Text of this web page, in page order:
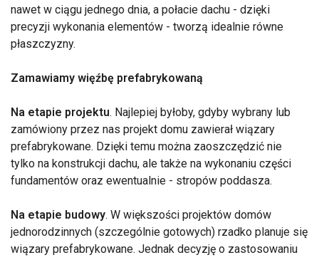
nawet w ciągu jednego dnia, a połacie dachu - dzięki
precyzji wykonania elementów - tworzą idealnie równe
płaszczyzny.
Zamawiamy więźbę prefabrykowaną
Na etapie projektu. Najlepiej byłoby, gdyby wybrany lub
zamówiony przez nas projekt domu zawierał wiązary
prefabrykowane. Dzięki temu można zaoszczędzić nie
tylko na konstrukcji dachu, ale także na wykonaniu części
fundamentów oraz ewentualnie - stropów poddasza.
Na etapie budowy. W większości projektów domów
jednorodzinnych (szczególnie gotowych) rzadko planuje się
wiązary prefabrykowane. Jednak decyzję o zastosowaniu